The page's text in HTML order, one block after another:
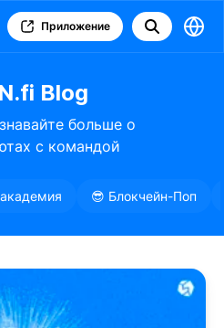
Приложение
Blog
больше о
с командой
😎 Блокчейн-Поп